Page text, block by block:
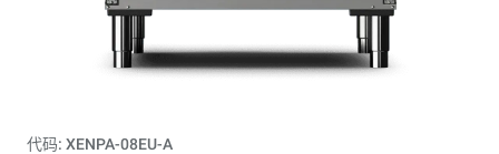
代码: XENPA-08EU-A